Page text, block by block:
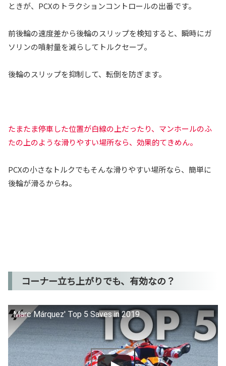
ときが、PCXのトラクションコントロールの出番です。
前後輪の速度差から後輪のスリップを検知すると、瞬時にガ
ソリンの噴射量を減らしてトルクセーブ。
後輪のスリップを抑制して、転倒を防ぎます。
たまたま停車した位置が白線の上だったり、マンホールのふ
たの上のような滑りやすい場所なら、効果的てきめん。
PCXの小さなトルクでもそんな滑りやすい場所なら、簡単に
後輪が滑るからね。
コーナー立ち上がりでも、有効なの？
Marc Márquez' Top 5 Saves in 2019